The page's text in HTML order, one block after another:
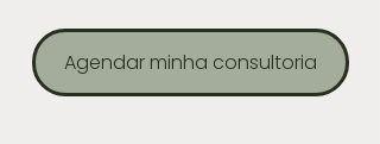
Agendar minha consultoria